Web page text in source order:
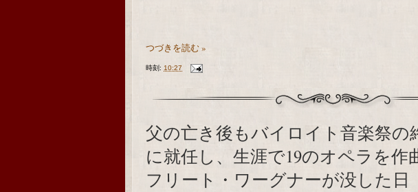
つづきを読む »
時刻: 10:27
父の亡き後もバイロイト音楽祭の
に就任し、生涯で19のオペラを作
フリート・ワーグナーが没した日